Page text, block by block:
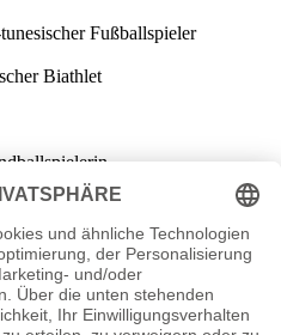
Fußballspieler
Biathlet